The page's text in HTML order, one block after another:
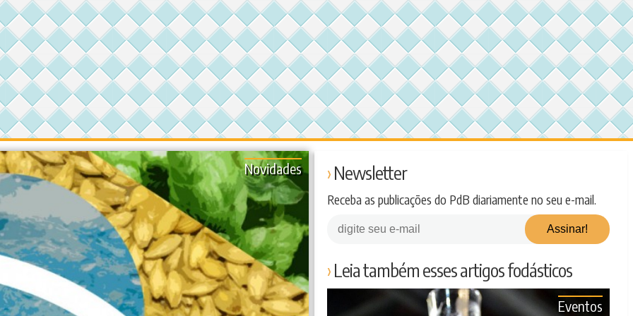
Novidades Newsletter
Receba as publicações do PdB diariamente no seu e-mail.
Leia também esses artigos fodásticos
Eventos